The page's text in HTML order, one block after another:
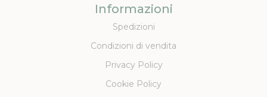
Informazioni
Spedizioni
Condizioni di vendita
Privacy Policy
Cookie Policy